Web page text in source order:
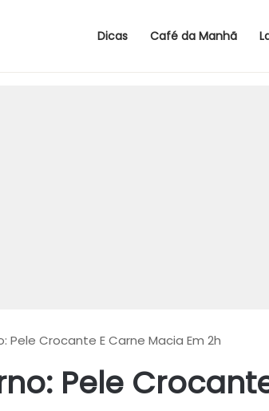
Dicas Café da Manhã
Pele Crocante E Carne Macia Em 2h
Pele